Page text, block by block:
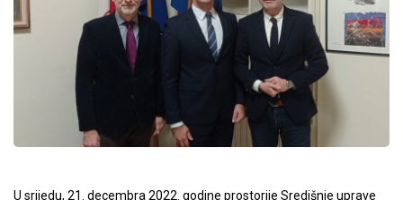
U srijedu, 21. decembra 2022. godine prostorije Središnje uprave